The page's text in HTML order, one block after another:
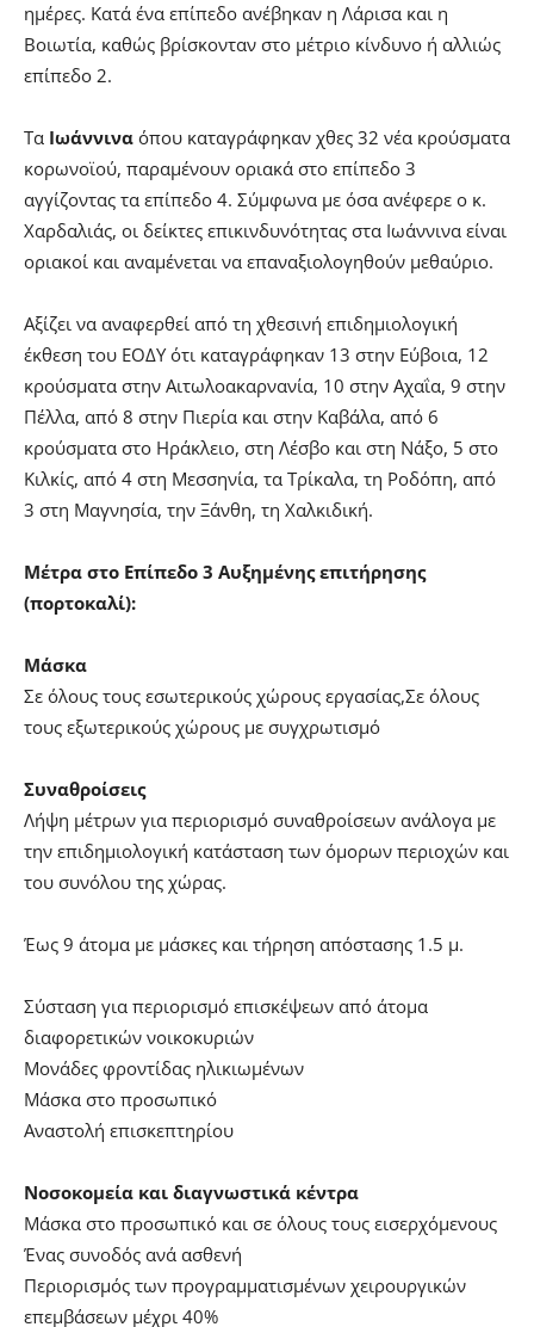
ημέρες. Κατά ένα επίπεδο ανέβηκαν η Λάρισα και η
Βοιωτία, καθώς βρίσκονταν στο μέτριο κίνδυνο ή αλλιώς
επίπεδο 2.
Τα Ιωάννινα όπου καταγράφηκαν χθες 32 νέα κρούσματα
κορωνοϊού, παραμένουν οριακά στο επίπεδο 3
αγγίζοντας τα επίπεδο 4. Σύμφωνα με όσα ανέφερε ο κ.
Χαρδαλιάς, οι δείκτες επικινδυνότητας στα Ιωάννινα είναι
οριακοί και αναμένεται να επαναξιολογηθούν μεθαύριο.
Αξίζει να αναφερθεί από τη χθεσινή επιδημιολογική
έκθεση του ΕΟΔΥ ότι καταγράφηκαν 13 στην Εύβοια, 12
κρούσματα στην Αιτωλοακαρνανία, 10 στην Αχαΐα, 9 στην
Πέλλα, από 8 στην Πιερία και στην Καβάλα, από 6
κρούσματα στο Ηράκλειο, στη Λέσβο και στη Νάξο, 5 στο
Κιλκίς, από 4 στη Μεσσηνία, τα Τρίκαλα, τη Ροδόπη, από
3 στη Μαγνησία, την Ξάνθη, τη Χαλκιδική.
Μέτρα στο Επίπεδο 3 Αυξημένης επιτήρησης
(πορτοκαλί):
Μάσκα
Σε όλους τους εσωτερικούς χώρους εργασίας,Σε όλους
τους εξωτερικούς χώρους με συγχρωτισμό
Συναθροίσεις
Λήψη μέτρων για περιορισμό συναθροίσεων ανάλογα με
την επιδημιολογική κατάσταση των όμορων περιοχών και
του συνόλου της χώρας.
Έως 9 άτομα με μάσκες και τήρηση απόστασης 1.5 μ.
Σύσταση για περιορισμό επισκέψεων από άτομα
διαφορετικών νοικοκυριών
Μονάδες φροντίδας ηλικιωμένων
Μάσκα στο προσωπικό
Αναστολή επισκεπτηρίου
Νοσοκομεία και διαγνωστικά κέντρα
Μάσκα στο προσωπικό και σε όλους τους εισερχόμενους
Ένας συνοδός ανά ασθενή
Περιορισμός των προγραμματισμένων χειρουργικών
επεμβάσεων μέχρι 40%